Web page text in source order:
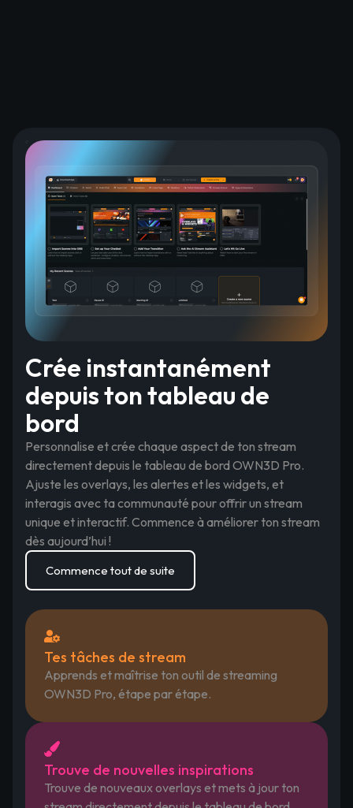
Crée instantanément
depuis ton tableau de
bord
Personnalise et crée chaque aspect de ton stream
directement depuis le tableau de bord OWN3D Pro.
Ajuste les overlays, les alertes et les widgets, et
interagis avec ta communauté pour offrir un stream
unique et interactif. Commence à améliorer ton stream
dès aujourd’hui !
Commence tout de suite
Tes tâches de stream
Apprends et maîtrise ton outil de streaming
OWN3D Pro, étape par étape.
Trouve de nouvelles inspirations
Trouve de nouveaux overlays et mets à jour ton